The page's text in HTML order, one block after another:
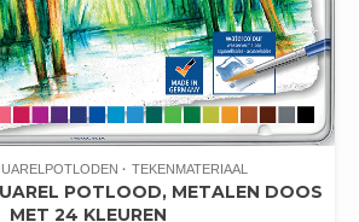
TEKENMATERIAAL
POTLOOD, METALEN DOOS
MET 24 KLEUREN